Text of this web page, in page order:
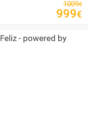
1009€
999€
- powered by